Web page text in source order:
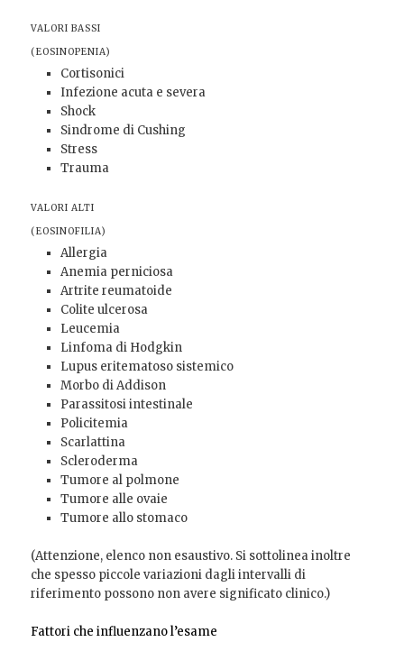
VALORI BASSI
(EOSINOPENIA)
Cortisonici
Infezione acuta e severa
Shock
Sindrome di Cushing
Stress
Trauma
VALORI ALTI
(EOSINOFILIA)
Allergia
Anemia perniciosa
Artrite reumatoide
Colite ulcerosa
Leucemia
Linfoma di Hodgkin
Lupus eritematoso sistemico
Morbo di Addison
Parassitosi intestinale
Policitemia
Scarlattina
Scleroderma
Tumore al polmone
Tumore alle ovaie
Tumore allo stomaco
(Attenzione, elenco non esaustivo. Si sottolinea inoltre
che spesso piccole variazioni dagli intervalli di
riferimento possono non avere significato clinico.)
Fattori che influenzano l’esame